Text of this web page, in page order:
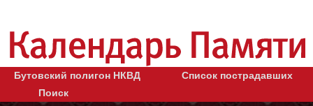
Бутовский полигон НКВД
Список пострадавших
Поиск